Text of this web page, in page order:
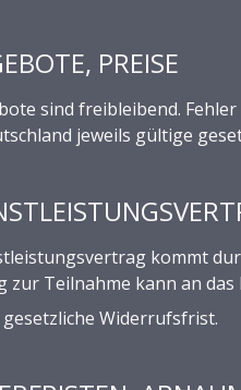
PREISE
sind freibleibend.
jeweils gültige
kommt
zur Teilnahme kann an
gesetzliche Widerrufsfrist.